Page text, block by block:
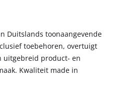
Duitslands toonaangevende
toebehoren, overtuigt
uitgebreid product- en
Kwaliteit made in